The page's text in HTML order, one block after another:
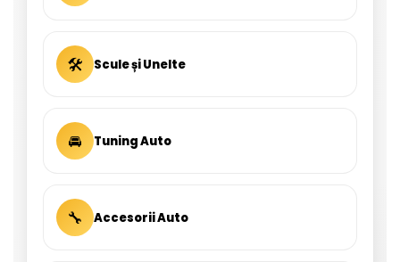
🛠 Scule și Unelte
🚘 Tuning Auto
🔧 Accesorii Auto